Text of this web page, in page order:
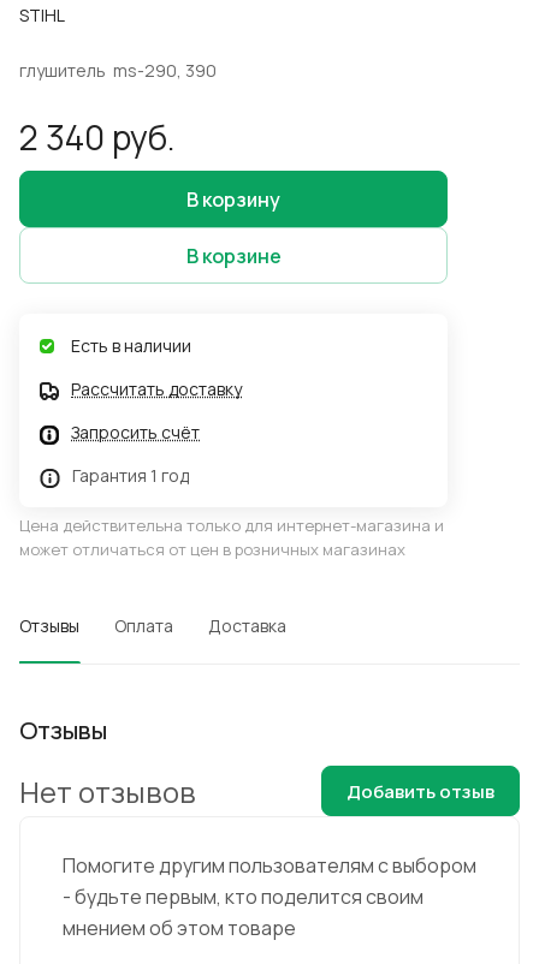
STIHL
глушитель ms-290, 390
2 340 руб.
В корзину
В корзине
Есть в наличии
Рассчитать доставку
Запросить счёт
Гарантия 1 год
Цена действительна только для интернет-магазина и
может отличаться от цен в розничных магазинах
Отзывы Оплата Доставка
Отзывы
Помогите другим пользователям с выбором
- будьте первым, кто поделится своим
мнением об этом товаре
Нет отзывов Добавить отзыв